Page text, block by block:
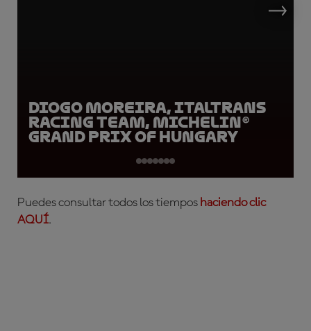
Diogo Moreira, Italtrans
Racing Team, Michelin®
Grand Prix of Hungary
Puedes consultar todos los tiempos haciendo clic
AQUÍ.